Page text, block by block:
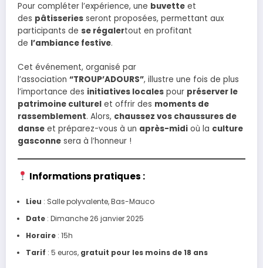
Pour compléter l’expérience, une buvette et
des pâtisseries seront proposées, permettant aux
participants de se régalertout en profitant
de l’ambiance festive.
Cet événement, organisé par
l’association “TROUP’ADOURS”, illustre une fois de plus
l’importance des initiatives locales pour préserver le
patrimoine culturel et offrir des moments de
rassemblement. Alors, chaussez vos chaussures de
danse et préparez-vous à un après-midi où la culture
gasconne sera à l’honneur !
Informations pratiques :
Lieu : Salle polyvalente, Bas-Mauco
Date: Dimanche 26 janvier 2025
Horaire: 15h
Tarif : 5 euros, gratuit pour les moins de 18 ans